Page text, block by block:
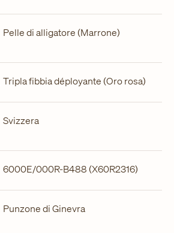
Pelle di alligatore (Marrone)
Tripla fibbia déployante (Oro rosa)
Svizzera
6000E/000R-B488 (X60R2316)
Punzone di Ginevra